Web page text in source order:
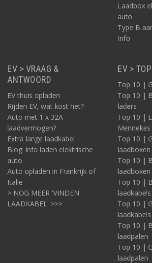
hiervoor een laadbox kiezen van
22kW (3 x 32A waarvan de DS 3 1 x
gebruiken) aan laadvermogen.
Kies hieronder het model van DS en u
Laadbox
auto
Type B
Info
EV > VRAAG &
ANTWOORD
EV thuis opladen
Rijden EV, wat kost het?
Auto met 1 x 32A
laadvermogen?
Extra lange laadkabel
Blog: info laden elektrische
auto
Auto opladen in Frankrijk of
Italië
> NOG MEER 'VINDEN
LAADKABEL' >>>
EV >
Top 10 |
Top 10 |
laders
Top 10 |
Top 10 |
laadboxen
Top 10 |
laadboxen
Top 10 |
laadkabels
Top 10 |
laadkabels
Top 10 |
laadpalen
Top 10 |
laadpalen